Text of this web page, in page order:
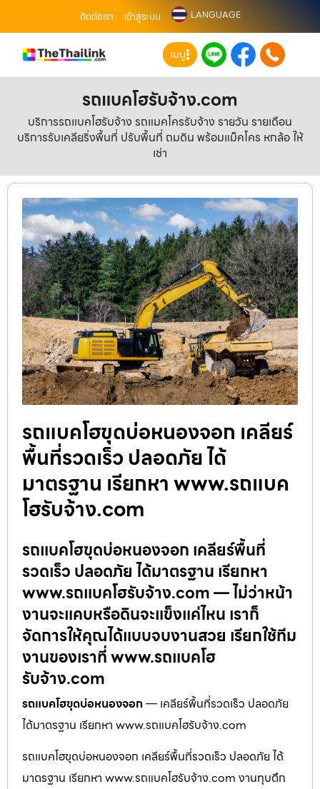
ติดต่อเรา เข้าสู่ระบบ LANGUAGE
เมนู
รถแบคโฮรับจ้าง.com
บริการรถแบคโฮรับจ้าง รถแมคโครรับจ้าง รายวัน รายเดือน
บริการรับเคลียริ่งพื้นที่ ปรับพื้นที่ ถมดิน พร้อมแม็คโคร หกล้อ ให้
เช่า
รถแบคโฮขุดบ่อหนองจอก เคลียร์
พื้นที่รวดเร็ว ปลอดภัย ได้
มาตรฐาน เรียกหา www.รถแบค
โฮรับจ้าง.com
รถแบคโฮขุดบ่อหนองจอก เคลียร์พื้นที่
รวดเร็ว ปลอดภัย ได้มาตรฐาน เรียกหา
www.รถแบคโฮรับจ้าง.com — ไม่ว่าหน้า
งานจะแคบหรือดินจะแข็งแค่ไหน เราก็
จัดการให้คุณได้แบบจบงานสวย เรียกใช้ทีม
งานของเราที่ www.รถแบคโฮ
รับจ้าง.com
รถแบคโฮขุดบ่อหนองจอก— เคลียร์พื้นที่รวดเร็ว ปลอดภัย
ได้มาตรฐาน เรียกหา www.รถแบคโฮรับจ้าง.com
รถแบคโฮขุดบ่อหนองจอก เคลียร์พื้นที่รวดเร็ว ปลอดภัย ได้
มาตรฐาน เรียกหา www.รถแบคโฮรับจ้าง.com งานทุบตึก